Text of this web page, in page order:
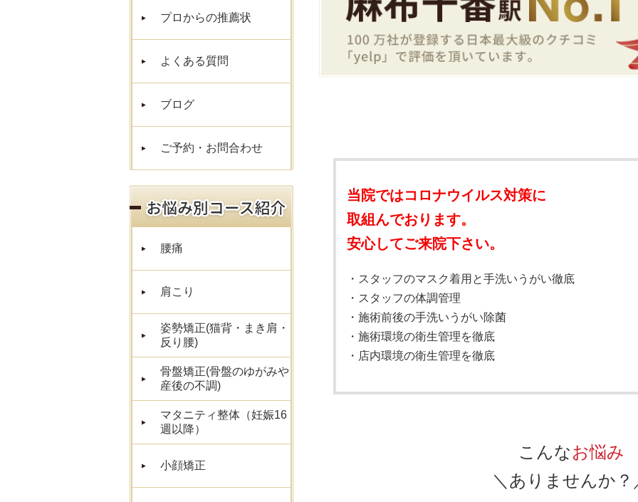
プロからの推薦状
よくある質問
ブログ
ご予約・お問合わせ
腰痛
肩こり
姿勢矯正(猫背・まき肩・
反り腰)
骨盤矯正(骨盤のゆがみや
産後の不調)
マタニティ整体（妊娠16
週以降）
小顔矯正
当院ではコロナウイルス対策に
取組んでおります。
安心してご来院下さい。
・スタッフのマスク着用と手洗いうがい徹底
・スタッフの体調管理
・施術前後の手洗いうがい除菌
・施術環境の衛生管理を徹底
・店内環境の衛生管理を徹底
こんなお悩み
＼あり ませんか？